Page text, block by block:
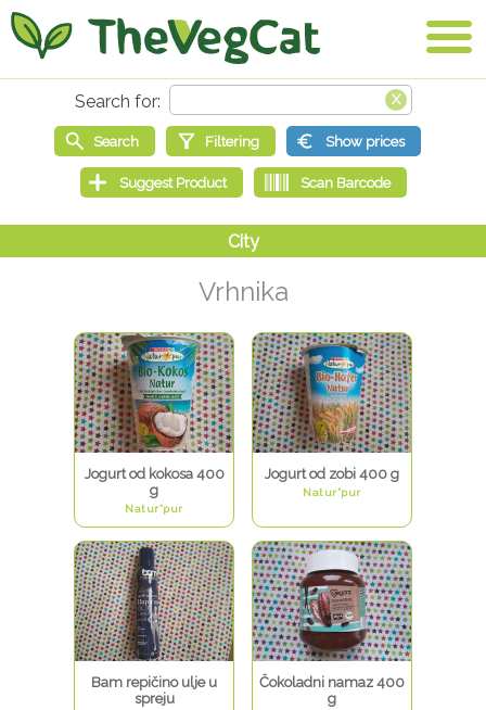
Vrhnika
Jogurt od kokosa 400
g
Natur*pur
Jogurt od zobi 400 g
Natur*pur
Bam repičino ulje u
spreju
Čokoladni namaz 400
g